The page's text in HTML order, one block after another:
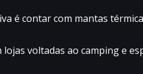
é contar com mantas
lojas voltadas ao camping e